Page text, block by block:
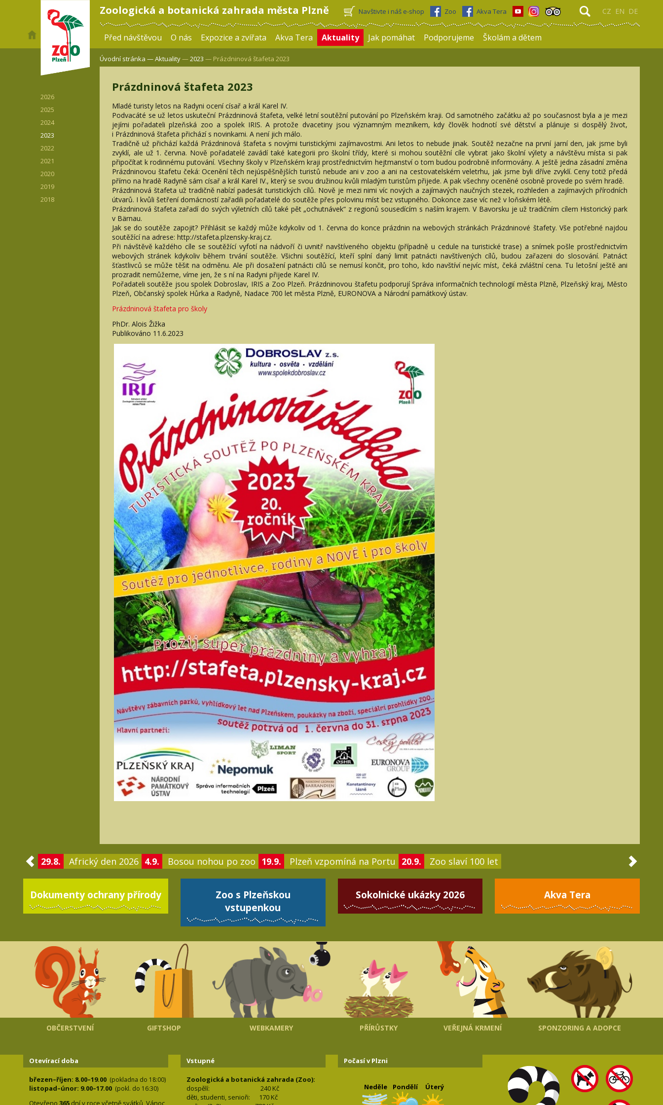
Zoologická a botanická zahrada města Plzně CZ EN DE
Navštivte i náš e-shop Zoo Akva Tera
Před návštěvou O nás Expozice a zvířata Akva Tera Aktuality Jak pomáhat Podporujeme Školám a dětem
2026
2025
2024
2023
2022
2021
2020
2019
2018
Úvodní stránka —Aktuality—2023 — Prázdninová štafeta 2023
Prázdninová štafeta 2023
Mladé turisty letos na Radyni ocení císař a král Karel IV.
Podvacáté se už letos uskuteční Prázdninová štafeta, velké letní soutěžní putování po Plzeňském kraji. Od samotného začátku až po současnost byla a je mezi
jejími pořadateli plzeňská zoo a spolek IRIS. A protože dvacetiny jsou významným mezníkem, kdy člověk hodnotí své dětství a plánuje si dospělý život,
i Prázdninová štafeta přichází s novinkami. A není jich málo.
Tradičně už přichází každá Prázdninová štafeta s novými turistickými zajímavostmi. Ani letos to nebude jinak. Soutěž nezačne na první jarní den, jak jsme byli
zvyklí, ale už 1. června. Nově pořadatelé zavádí také kategorii pro školní třídy, které si mohou soutěžní cíle vybrat jako školní výlety a návštěvu místa si pak
připočítat k rodinnému putování. Všechny školy v Plzeňském kraji prostřednictvím hejtmanství o tom budou podrobně informovány. A ještě jedna zásadní změna
Prázdninovou štafetu čeká: Ocenění těch nejúspěšnějších turistů nebude ani v zoo a ani na cestovatelském veletrhu, jak jsme byli dříve zvyklí. Ceny totiž předá
přímo na hradě Radyně sám císař a král Karel IV., který se svou družinou kvůli mladým turistům přijede. A pak všechny oceněné osobně provede po svém hradě.
Prázdninová štafeta už tradičně nabízí padesát turistických cílů. Nově je mezi nimi víc nových a zajímavých naučných stezek, rozhleden a zajímavých přírodních
útvarů. I kvůli šetření domácností zařadili pořadatelé do soutěže přes polovinu míst bez vstupného. Dokonce zase víc než v loňském létě.
Prázdninová štafeta zařadí do svých výletních cílů také pět „ochutnávek“ z regionů sousedícím s naším krajem. V Bavorsku je už tradičním cílem Historický park
v Bärnau.
Jak se do soutěže zapojit? Přihlásit se každý může kdykoliv od 1. června do konce prázdnin na webových stránkách Prázdninové štafety. Vše potřebné najdou
soutěžící na adrese: http://stafeta.plzensky-kraj.cz.
Při návštěvě každého cíle se soutěžící vyfotí na nádvoří či uvnitř navštíveného objektu (případně u cedule na turistické trase) a snímek pošle prostřednictvím
webových stránek kdykoliv během trvání soutěže. Všichni soutěžící, kteří splní daný limit patnácti navštívených cílů, budou zařazeni do slosování. Patnáct
šťastlivců se může těšit na odměnu. Ale při dosažení patnácti cílů se nemusí končit, pro toho, kdo navštíví nejvíc míst, čeká zvláštní cena. Tu letošní ještě ani
prozradit nemůžeme, víme jen, že s ní na Radyni přijede Karel IV.
Pořadateli soutěže jsou spolek Dobroslav, IRIS a Zoo Plzeň. Prázdninovou štafetu podporují Správa informačních technologií města Plzně, Plzeňský kraj, Město
Plzeň, Občanský spolek Hůrka a Radyně, Nadace 700 let města Plzně, EURONOVA a Národní památkový ústav.
Prázdninová štafeta pro školy
PhDr. Alois Žižka
Publikováno 11.6.2023
29.8. Africký den 2026 4.9. Bosou nohou po zoo 19.9. Plzeň vzpomíná na Portu 20.9. Zoo slaví 100 let
Dokumenty ochrany přírody
Zoo s Plzeňskou
vstupenkou
Sokolnické ukázky 2026 Akva Tera
OBČERSTVENÍ GIFTSHOP WEBKAMERY PŘÍRŮSTKY VEŘEJNÁ KRMENÍ SPONZORING A ADOPCE
Otevírací doba
březen–říjen: 8.00–19.00 (pokladna do 18:00)
listopad–únor: 9.00–17.00 (pokl. do 16:30)
Otevřeno 365 dní v roce včetně svátků, Vánoc
Vstupné
Zoologická a botanická zahrada (Zoo):
dospělí:
240 Kč
děti, studenti, senioři: 170Kč
Počasí v Plzni
Neděle Pondělí Úterý